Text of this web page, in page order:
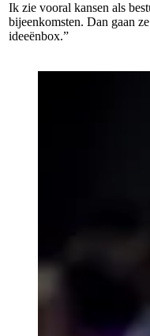
Ik zie vooral kansen als
bijeenkomsten. Dan gaan
ideeënbox.”